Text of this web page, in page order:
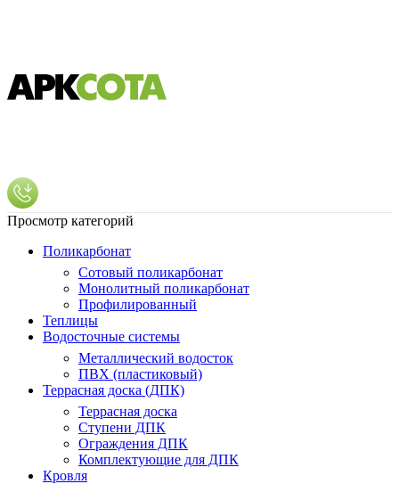
Просмотр категорий
Поликарбонат
Сотовый поликарбонат
Монолитный поликарбонат
Профилированный
Теплицы
Водосточные системы
Металлический водосток
ПВХ (пластиковый)
Террасная доска (ДПК)
Террасная доска
Ступени ДПК
Ограждения ДПК
Комплектующие для ДПК
Кровля